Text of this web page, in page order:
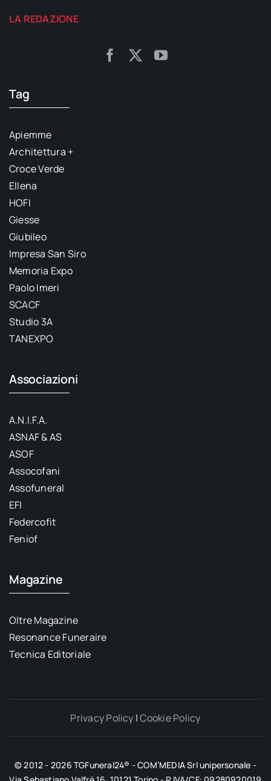
LA REDAZIONE
Tag
Apiemme
Architettura +
Croce Verde
Ellena
HOFI
Giesse
Giubileo
Impresa San Siro
Memoria Expo
Paolo Imeri
SCACF
Studio 3A
TANEXPO
Associazioni
A.N.I.F.A.
ASNAF & AS
ASOF
Assocofani
Assofuneral
EFI
Federcofit
Feniof
Magazine
Oltre Magazine
Resonance Funeraire
Tecnica Editoriale
Privacy Policy |Cookie Policy
© 2012 - 2026 TGFuneral24® - COM’MEDIA Srl unipersonale -